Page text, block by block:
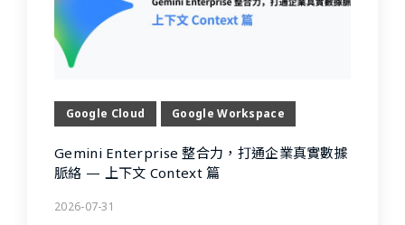
Google Cloud Google Workspace
Gemini Enterprise 整合力，打通企業真實數據
脈絡 — 上下文 Context 篇
2026-07-31